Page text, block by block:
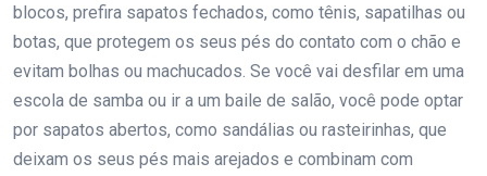
blocos, prefira sapatos fechados, como tênis, sapatilhas ou
botas, que protegem os seus pés do contato com o chão e
evitam bolhas ou machucados. Se você vai desfilar em uma
escola de samba ou ir a um baile de salão, você pode optar
por sapatos abertos, como sandálias ou rasteirinhas, que
deixam os seus pés mais arejados e combinam com